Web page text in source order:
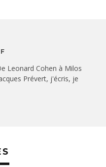
Leonard Cohen à Milos
Prévert, j'écris, je